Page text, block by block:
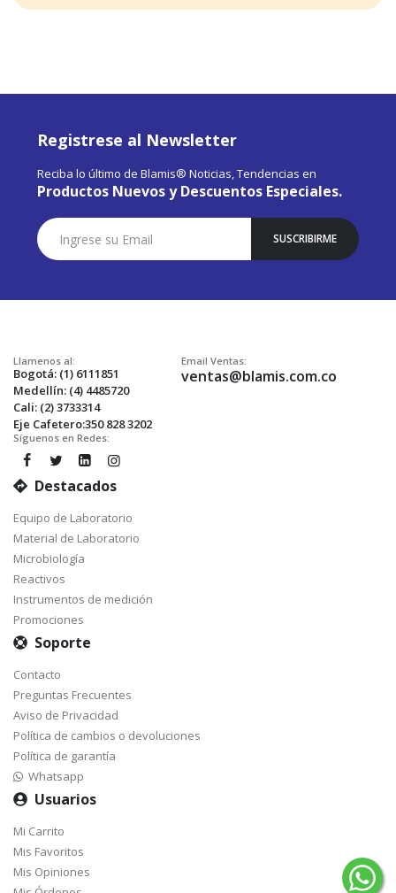
Registrese al Newsletter
Reciba lo último de Blamis® Noticias, Tendencias en
Productos Nuevos y Descuentos Especiales.
Suscríbase
a
Nuestro
SUSCRIBIRME
Llamenos al:
Bogotá: (1) 6111851
Medellín: (4) 4485720
Cali: (2) 3733314
Eje Cafetero:350 828 3202
Email Ventas:
ventas@blamis.com.co
Síguenos en Redes:
Destacados
Equipo de Laboratorio
Material de Laboratorio
Microbiología
Reactivos
Instrumentos de medición
Promociones
Soporte
Contacto
Preguntas Frecuentes
Aviso de Privacidad
Política de cambios o devoluciones
Política de garantía
Whatsapp
Usuarios
Mi Carrito
Mis Favoritos
Mis Opiniones